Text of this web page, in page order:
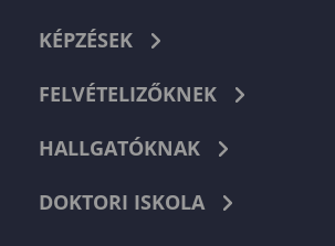
KÉPZÉSEK
FELVÉTELIZŐKNEK
HALLGATÓKNAK
DOKTORI ISKOLA